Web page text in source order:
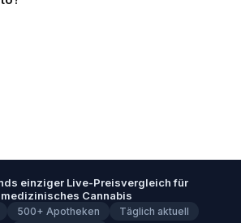
einziger Live-Preisvergleich für
medizinisches Cannabis
500+ Apotheken
Täglich aktuell